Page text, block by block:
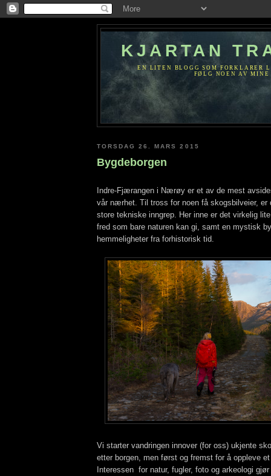
KJARTAN
EN LITEN BLOGG SOM FORKLARER
FØLG NOEN AV MINE
TORSDAG 26. MARS 2015
Bygdeborgen
Indre-Fjærangen i Nærøy er et av de mest
vår nærhet. Til tross for noen få skogsbilveier, er
store tekniske inngrep. Her inne er det virkelig
fred som bare naturen kan gi, samt en mystisk
hemmeligheter fra forhistorisk tid.
Vi starter vandringen innover (for oss) ukjente
etter borgen, men først og fremst for å oppleve
Interessen for natur, fugler, foto og arkeologi